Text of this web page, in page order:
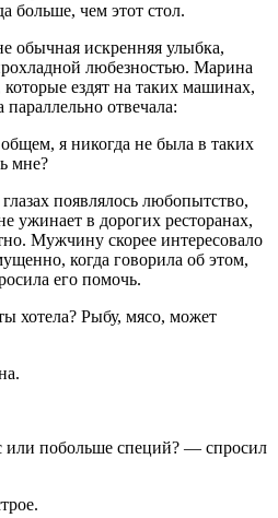
больше, чем этот стол.
обычная искренняя улыбка,
любезностью. Марина
ездят на таких машинах,
отвечала:
я никогда не была в таких
мне?
появлялось любопытство,
ужинает в дорогих ресторанах,
Мужчину скорее интересовало
когда говорила об этом,
его помочь.
хотела? Рыбу, мясо, может
или побольше специй? — спросил